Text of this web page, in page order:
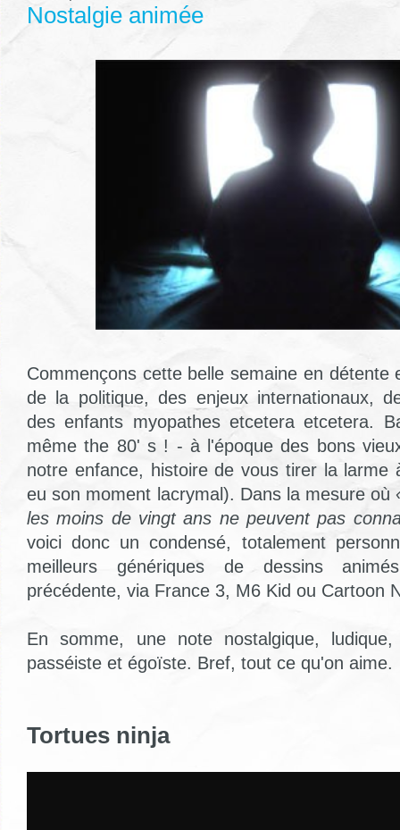
Nostalgie animée
Commençons cette belle semaine en détente
de la politique, des enjeux internationaux,
des enfants myopathes etcetera etcetera.
même the 80' s ! - à l'époque des bons
notre enfance, histoire de vous tirer la
eu son moment lacrymal). Dans la mesure où
les moins de vingt ans ne peuvent pas
voici donc un condensé, totalement
meilleurs génériques de dessins
précédente, via France 3, M6 Kid ou Cartoon
En somme, une note nostalgique, ludique,
passéiste et égoïste. Bref, tout ce qu'on aime.
Tortues ninja